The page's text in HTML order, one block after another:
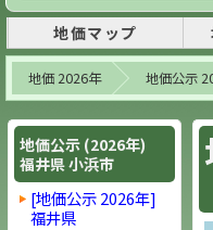
地価マップ
地価 2026年 地価公示
地価公示 (2026年)
福井県 小浜市
[地価公示 2026年]
福井県